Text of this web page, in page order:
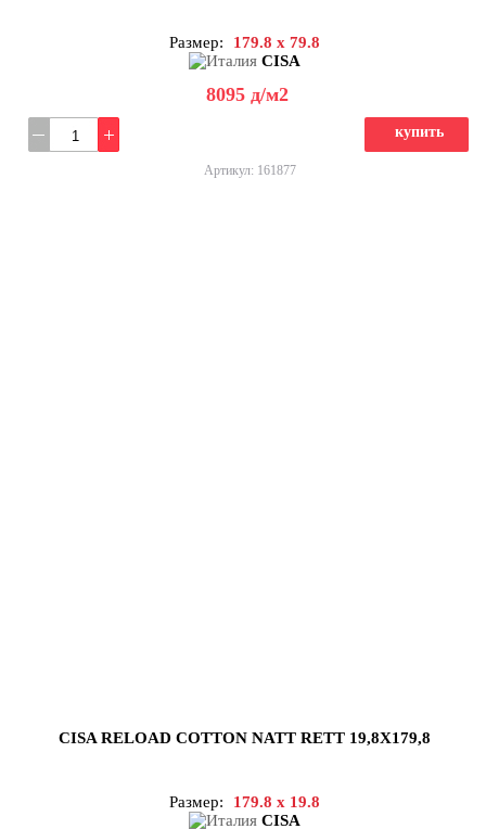
Размер:
179.8 x 79.8
CISA
8095 д/м2
купить
Артикул: 161877
CISA RELOAD COTTON NATT RETT 19,8X179,8
Размер:
179.8 x 19.8
CISA